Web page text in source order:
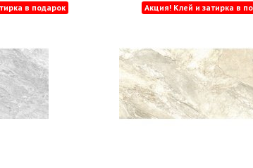
в подарок
Акция! Клей и затирка в